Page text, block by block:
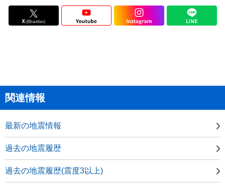
関連情報
最新の地震情報
過去の地震履歴
過去の地震履歴(震度3以上)